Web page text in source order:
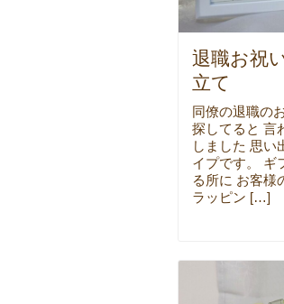
退職お祝
立て
同僚の退職の
探してると 言
しました 思い
イプです。 ギ
る所に お客様
ラッピン […]